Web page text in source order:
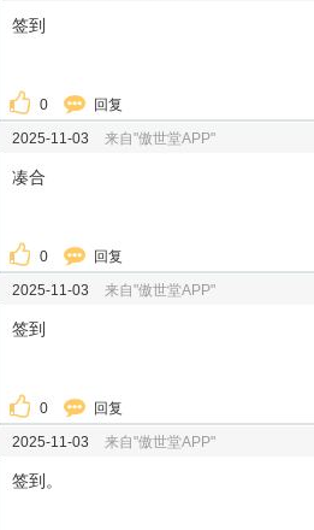
签到
0 回复
2025-11-03 来自"傲世堂APP"
凑合
0 回复
2025-11-03 来自"傲世堂APP"
签到
0 回复
2025-11-03 来自"傲世堂APP"
签到。